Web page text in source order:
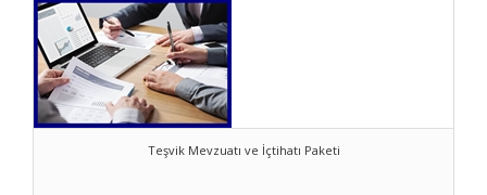
Teşvik Mevzuatı ve İçtihatı Paketi